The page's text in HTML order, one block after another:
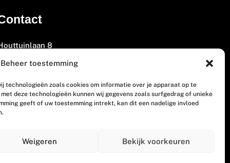
Beheer toestemming
technologieën zoals cookies om informatie over je apparaat op te
deze technologieën kunnen wij gegevens zoals surfgedrag of unieke
geeft of uw toestemming intrekt, kan dit een nadelige invloed
Weigeren Bekijk voorkeuren
8
GM Woerden
405 200
disclaimer en copyright